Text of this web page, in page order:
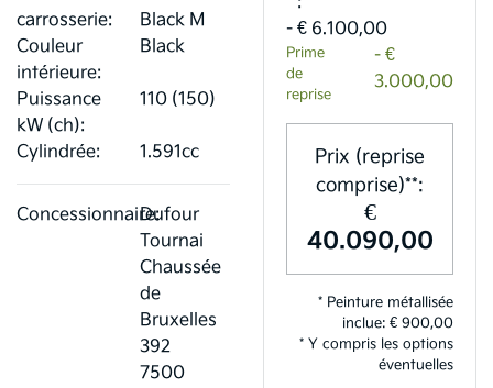
carrosserie:
Black M
Couleur
intérieure:
Black
Puissance
kW (ch):
110 (150)
Cylindrée: 1.591cc
Concessionnaire:Dufour
Tournai
Chaussée
de
Bruxelles
392
7500
- € 6.100,00
Prime
de
reprise
- €
3.000,00
Prix (reprise
comprise)**:
€
40.090,00
* Peinture métallisée
inclue: € 900,00
* Y compris les options
éventuelles